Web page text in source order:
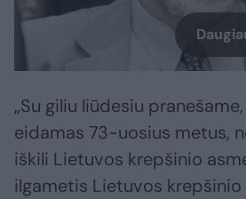
„Su giliu liūdesiu
eidamas 73-uosius metus,
iškili Lietuvos krepšinio
ilgametis Lietuvos